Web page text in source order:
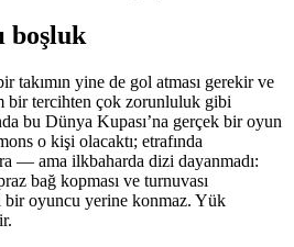
boşluk
takımın yine de gol atması gerekir ve
bir tercihten çok zorunluluk gibi
bu Dünya Kupası’na gerçek bir oyun
o kişi olacaktı; etrafında
— ama ilkbaharda dizi dayanmadı:
bağ kopması ve turnuvası
oyuncu yerine konmaz. Yük